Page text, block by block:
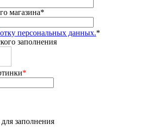
магазина*
персональных данных.*
заполнения
*
заполнения